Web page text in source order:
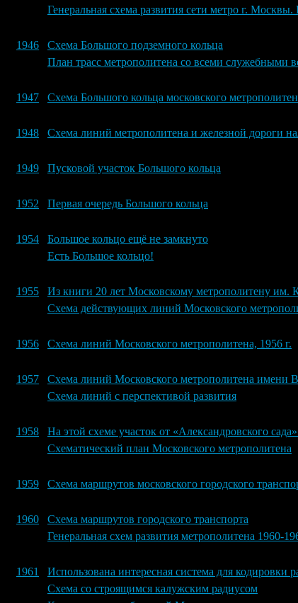
Генеральная схема развития сети метро г.
1946
Схема Большого подземного кольца
План трасс метрополитена со всеми служебными
1947 Схема Большого кольца московского
1948 Схема линий метрополитена и железной дороги
1949 Пусковой участок Большого кольца
1952 Первая очередь Большого кольца
1954
Большое кольцо ещё не замкнуто
Есть Большое кольцо!
1955
Из книги 20 лет Московскому метрополитену им.
Схема действующих линий Московского
1956 Схема линий Московского метрополитена, 1956 г.
1957
Схема линий Московского метрополитена имени
Схема линий с перспективой развития
1958
На этой схеме участок от «Александровского
Схематический план Московского метрополитена
1959 Схема маршрутов московского городского
1960
Схема маршрутов городского транспорта
Генеральная схем развития метрополитена 1960-
1961
Использована интересная система для кодировки
Схема со строящимся калужским радиусом